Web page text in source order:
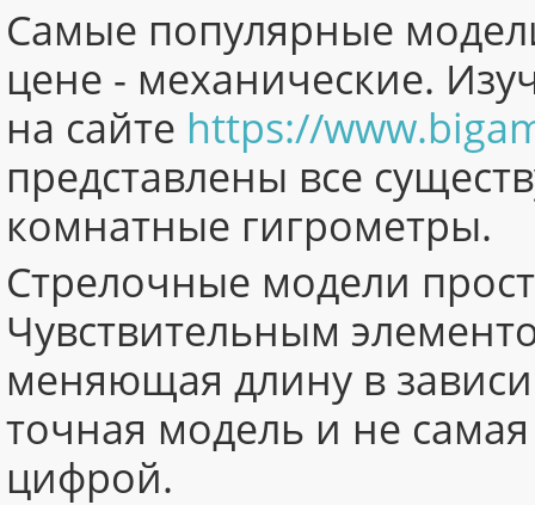
Самые популярные
цене - механические.
на сайте https://
представлены все
комнатные гигрометры.
Стрелочные модели
Чувствительным
меняющая длину в
точная модель и не
цифрой.